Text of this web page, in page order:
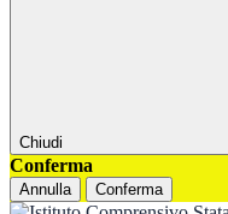
Chiudi
Conferma
Annulla Conferma